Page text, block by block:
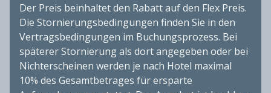
Der Preis beinhaltet den Rabatt auf den Flex Preis.
Die Stornierungsbedingungen finden Sie in den
Vertragsbedingungen im Buchungsprozess. Bei
späterer Stornierung als dort angegeben oder bei
Nichterscheinen werden je nach Hotel maximal
10% des Gesamtbetrages für ersparte